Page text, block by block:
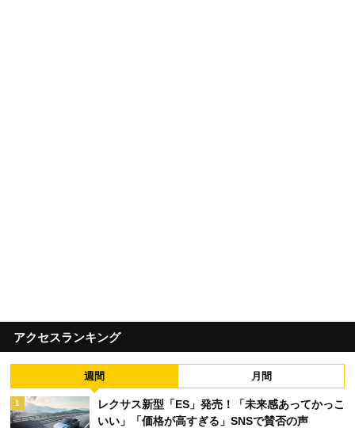
アクセスランキング
週間 月間
1
レクサス新型「ES」発売！「未来感あってかっこ
いい」「価格が高すぎる」SNSで賛否の声